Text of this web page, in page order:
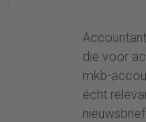
die voor
mkb-
écht